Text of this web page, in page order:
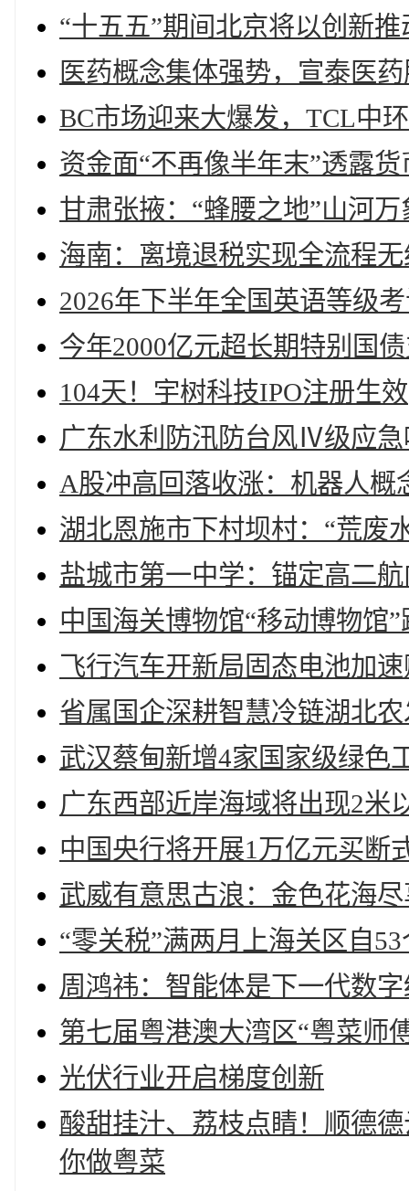
“十五五”期间北京将以创新
医药概念集体强势，宣泰医
BC市场迎来大爆发，TCL中
资金面“不再像半年末”透露
甘肃张掖：“蜂腰之地”山河万
海南：离境退税实现全流程
2026年下半年全国英语等级
今年2000亿元超长期特别国
104天！宇树科技IPO注册生效
广东水利防汛防台风Ⅳ级应急
A股冲高回落收涨：机器人概
湖北恩施市下村坝村：“荒废
盐城市第一中学：锚定高二
中国海关博物馆“移动博物馆
飞行汽车开新局固态电池加
省属国企深耕智慧冷链湖北
武汉蔡甸新增4家国家级绿色
广东西部近岸海域将出现2米
中国央行将开展1万亿元买断
武威有意思古浪：金色花海
“零关税”满两月上海关区自
周鸿祎：智能体是下一代数
第七届粤港澳大湾区“粤菜师
光伏行业开启梯度创新
酸甜挂汁、荔枝点睛！顺德
你做粤菜